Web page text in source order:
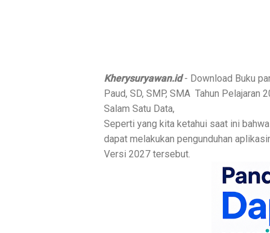
Kherysuryawan.id- Download Buku
Paud, SD, SMP, SMA Tahun Pelajaran
Salam Satu Data,
Seperti yang kita ketahui saat ini
dapat melakukan pengunduhan
Versi 2027 tersebut.